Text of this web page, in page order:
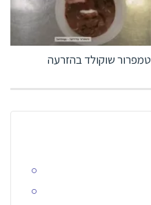
טמפרור שוקולד בהזרעה